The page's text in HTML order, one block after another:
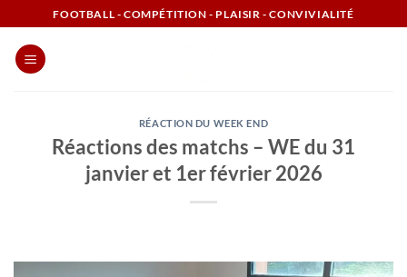
au
contenu
FOOTBALL - COMPÉTITION - PLAISIR - CONVIVIALITÉ
RÉACTION DU WEEK END
Réactions des matchs – WE du 31
janvier et 1er février 2026